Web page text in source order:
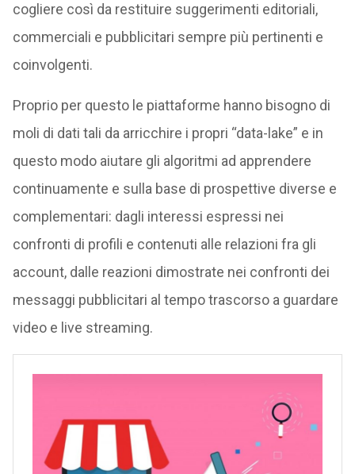
cogliere così da restituire suggerimenti editoriali,
commerciali e pubblicitari sempre più pertinenti e
coinvolgenti.
Proprio per questo le piattaforme hanno bisogno di
moli di dati tali da arricchire i propri “data-lake” e in
questo modo aiutare gli algoritmi ad apprendere
continuamente e sulla base di prospettive diverse e
complementari: dagli interessi espressi nei
confronti di profili e contenuti alle relazioni fra gli
account, dalle reazioni dimostrate nei confronti dei
messaggi pubblicitari al tempo trascorso a guardare
video e live streaming.